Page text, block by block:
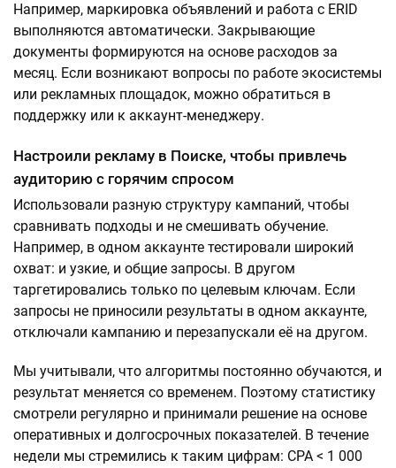
Например, маркировка объявлений и работа с ERID
выполняются автоматически. Закрывающие
документы формируются на основе расходов за
месяц. Если возникают вопросы по работе экосистемы
или рекламных площадок, можно обратиться в
поддержку или к аккаунт-менеджеру.
Настроили рекламу в Поиске, чтобы привлечь
аудиторию с горячим спросом
Использовали разную структуру кампаний, чтобы
сравнивать подходы и не смешивать обучение.
Например, в одном аккаунте тестировали широкий
охват: и узкие, и общие запросы. В другом
таргетировались только по целевым ключам. Если
запросы не приносили результаты в одном аккаунте,
отключали кампанию и перезапускали её на другом.
Мы учитывали, что алгоритмы постоянно обучаются, и
результат меняется со временем. Поэтому статистику
смотрели регулярно и принимали решение на основе
оперативных и долгосрочных показателей. В течение
недели мы стремились к таким цифрам: CPA < 1 000